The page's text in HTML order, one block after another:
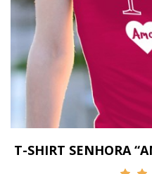
T-SHIRT SENHORA